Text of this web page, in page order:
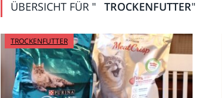
ÜBERSICHT FÜR " TROCKENFUTTER"
TROCKENFUTTER